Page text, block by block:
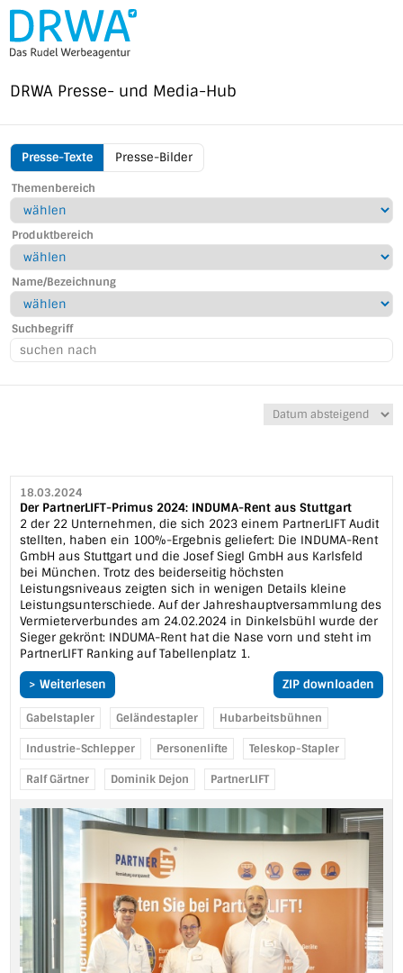
Direkt
Inhalt
DRWA Presse- und Media-Hub
Induma-
Rent
Menu
Presse-Texte Presse-Bilder
Themenbereich
Produktbereich
Name/Bezeichnung
Suchbegriff
18.03.2024
Der PartnerLIFT-Primus 2024: INDUMA-Rent aus Stuttgart
2 der 22 Unternehmen, die sich 2023 einem PartnerLIFT Audit
stellten, haben ein 100%-Ergebnis geliefert: Die INDUMA-Rent
GmbH aus Stuttgart und die Josef Siegl GmbH aus Karlsfeld
bei München. Trotz des beiderseitig höchsten
Leistungsniveaus zeigten sich in wenigen Details kleine
Leistungsunterschiede. Auf der Jahreshauptversammlung des
Vermieterverbundes am 24.02.2024 in Dinkelsbühl wurde der
Sieger gekrönt: INDUMA-Rent hat die Nase vorn und steht im
PartnerLIFT Ranking auf Tabellenplatz 1.
> Weiterlesen
ZIP downloaden
Gabelstapler Geländestapler Hubarbeitsbühnen
Industrie-Schlepper Personenlifte Teleskop-Stapler
Ralf Gärtner Dominik Dejon PartnerLIFT